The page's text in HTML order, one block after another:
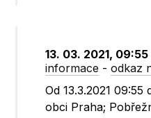
13. 03. 2021,
informace -odkaz
Od 13.3.2021
obci Praha;